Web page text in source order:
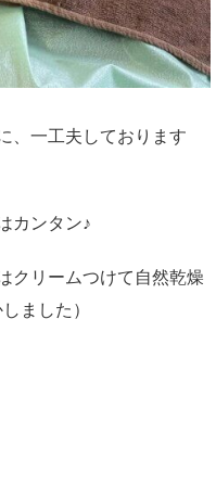
、一工夫しております
カンタン♪
クリームつけて自然乾燥
ました）